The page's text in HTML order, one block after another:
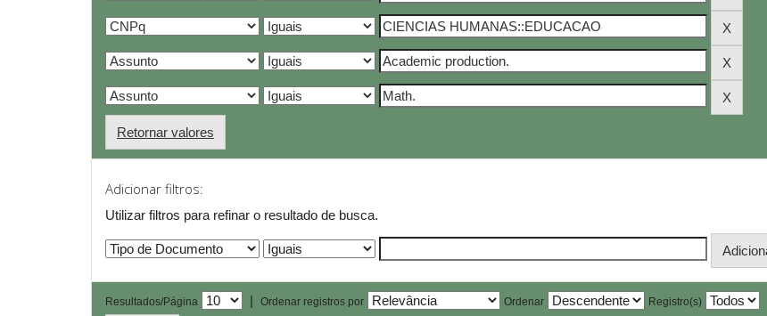
Retornar valores
Adicionar filtros:
Utilizar filtros para refinar o resultado de busca.
Resultados/Página | Ordenar registros por Ordenar Registro(s)